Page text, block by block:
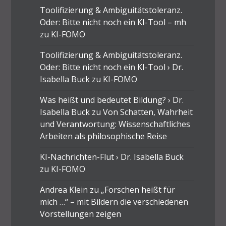
Toolifizierung & Ambiguitätstoleranz.
Oder: Bitte nicht noch ein KI-Tool – mh
zu KI-FOMO
Toolifizierung & Ambiguitätstoleranz.
Oder: Bitte nicht noch ein KI-Tool › Dr.
Isabella Buckzu KI-FOMO
Was heißt und bedeutet Bildung? › Dr.
Isabella Buckzu Von Schatten, Wahrheit
und Verantwortung: Wissenschaftliches
Arbeiten als philosophische Reise
KI-Nachrichten-Flut › Dr. Isabella Buck
zu KI-FOMO
Andrea Klein zu „Forschen heißt für
mich …“ – mit Bildern die verschiedenen
Vorstellungen zeigen